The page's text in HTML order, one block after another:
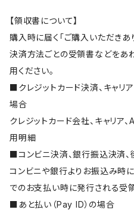
【領収書について】
購入時に届く「ご購入いただきあ
決済方法ごとの受領書などをあ
用ください。
■クレジットカード決済、キャ
場合
クレジットカード会社、キャリア
用明細
■コンビニ決済、銀行振込決済
コンビニや銀行よりお振込み時
でのお支払い時に発行される受
■あと払い（Pay ID）の場合